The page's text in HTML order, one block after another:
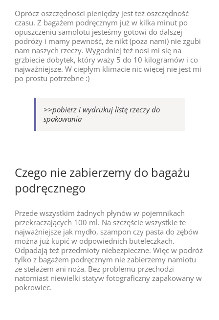
Oprócz oszczędności pieniędzy jest też oszczędność
czasu. Z bagażem podręcznym już w kilka minut po
opuszczeniu samolotu jesteśmy gotowi do dalszej
podróży i mamy pewność, że nikt (poza nami) nie zgubi
nam naszych rzeczy. Wygodniej też nosi mi się na
grzbiecie dobytek, który waży 5 do 10 kilogramów i co
najważniejsze. W ciepłym klimacie nic więcej nie jest mi
po prostu potrzebne :)
>>pobierz i wydrukuj listę rzeczy do
spakowania
Czego nie zabierzemy do bagażu
podręcznego
Przede wszystkim żadnych płynów w pojemnikach
przekraczających 100 ml. Na szczęście wszystkie te
najważniejsze jak mydło, szampon czy pasta do zębów
można już kupić w odpowiednich buteleczkach.
Odpadają też przedmioty niebezpieczne. Więc w podróż
tylko z bagażem podręcznym nie zabierzemy namiotu
ze stelażem ani noża. Bez problemu przechodzi
natomiast niewielki statyw fotograficzny zapakowany w
pokrowiec.